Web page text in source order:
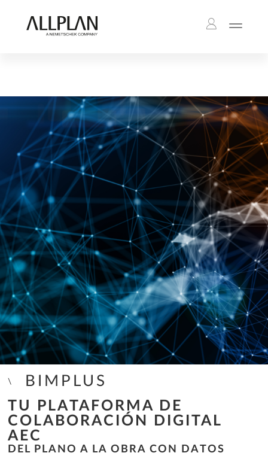
BIMPLUS
TU PLATAFORMA DE
COLABORACIÓN DIGITAL
AEC
DEL PLANO A LA OBRA CON DATOS